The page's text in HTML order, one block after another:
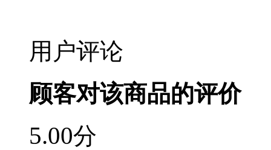
用户评论
顾客对该商品的评价
5.00分